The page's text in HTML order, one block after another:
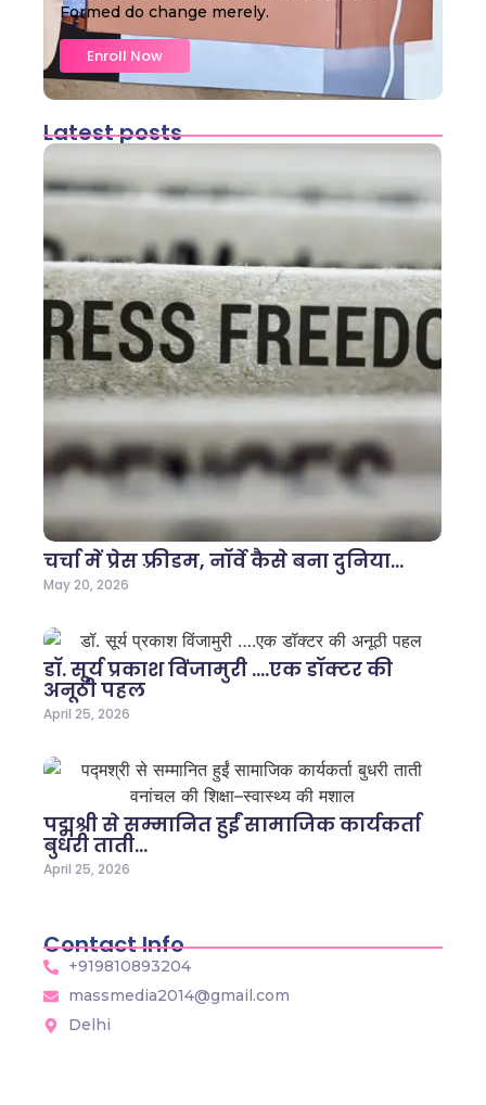
Formed do change merely.
Enroll Now
Latest posts
चर्चा में प्रेस फ़्रीडम, नॉर्वे कैसे बना दुनिया…
May 20, 2026
डॉ. सूर्य प्रकाश विंजामुरी ….एक डॉक्टर की
अनूठी पहल
April 25, 2026
पद्मश्री से सम्मानित हुईं सामाजिक कार्यकर्ता
बुधरी ताती…
April 25, 2026
Contact Info
+919810893204
massmedia2014@gmail.com
Delhi